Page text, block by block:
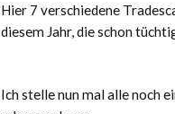
Hier 7 verschiedene
diesem Jahr, die schon
Ich stelle nun mal alle noch